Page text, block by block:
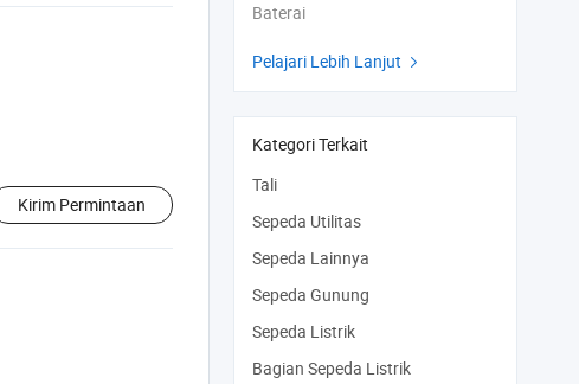
Kirim Permintaan
Baterai
Pelajari Lebih Lanjut 
Kategori Terkait
Tali
Sepeda Utilitas
Sepeda Lainnya
Sepeda Gunung
Sepeda Listrik
Bagian Sepeda Listrik